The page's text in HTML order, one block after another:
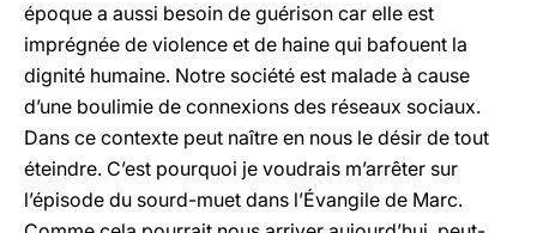
époque a aussi besoin de guérison car elle est
imprégnée de violence et de haine qui bafouent la
dignité humaine. Notre société est malade à cause
d’une boulimie de connexions des réseaux sociaux.
Dans ce contexte peut naître en nous le désir de tout
éteindre. C’est pourquoi je voudrais m’arrêter sur
l’épisode du sourd-muet dans l’Évangile de Marc.